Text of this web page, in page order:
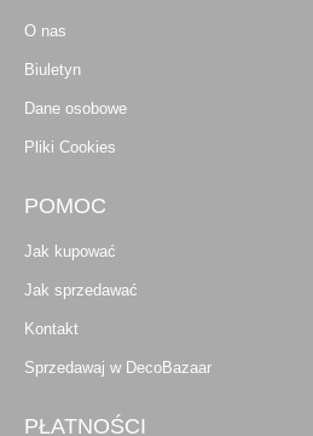
O nas
Biuletyn
Dane osobowe
Pliki Cookies
POMOC
Jak kupować
Jak sprzedawać
Kontakt
Sprzedawaj w DecoBazaar
PŁATNOŚCI